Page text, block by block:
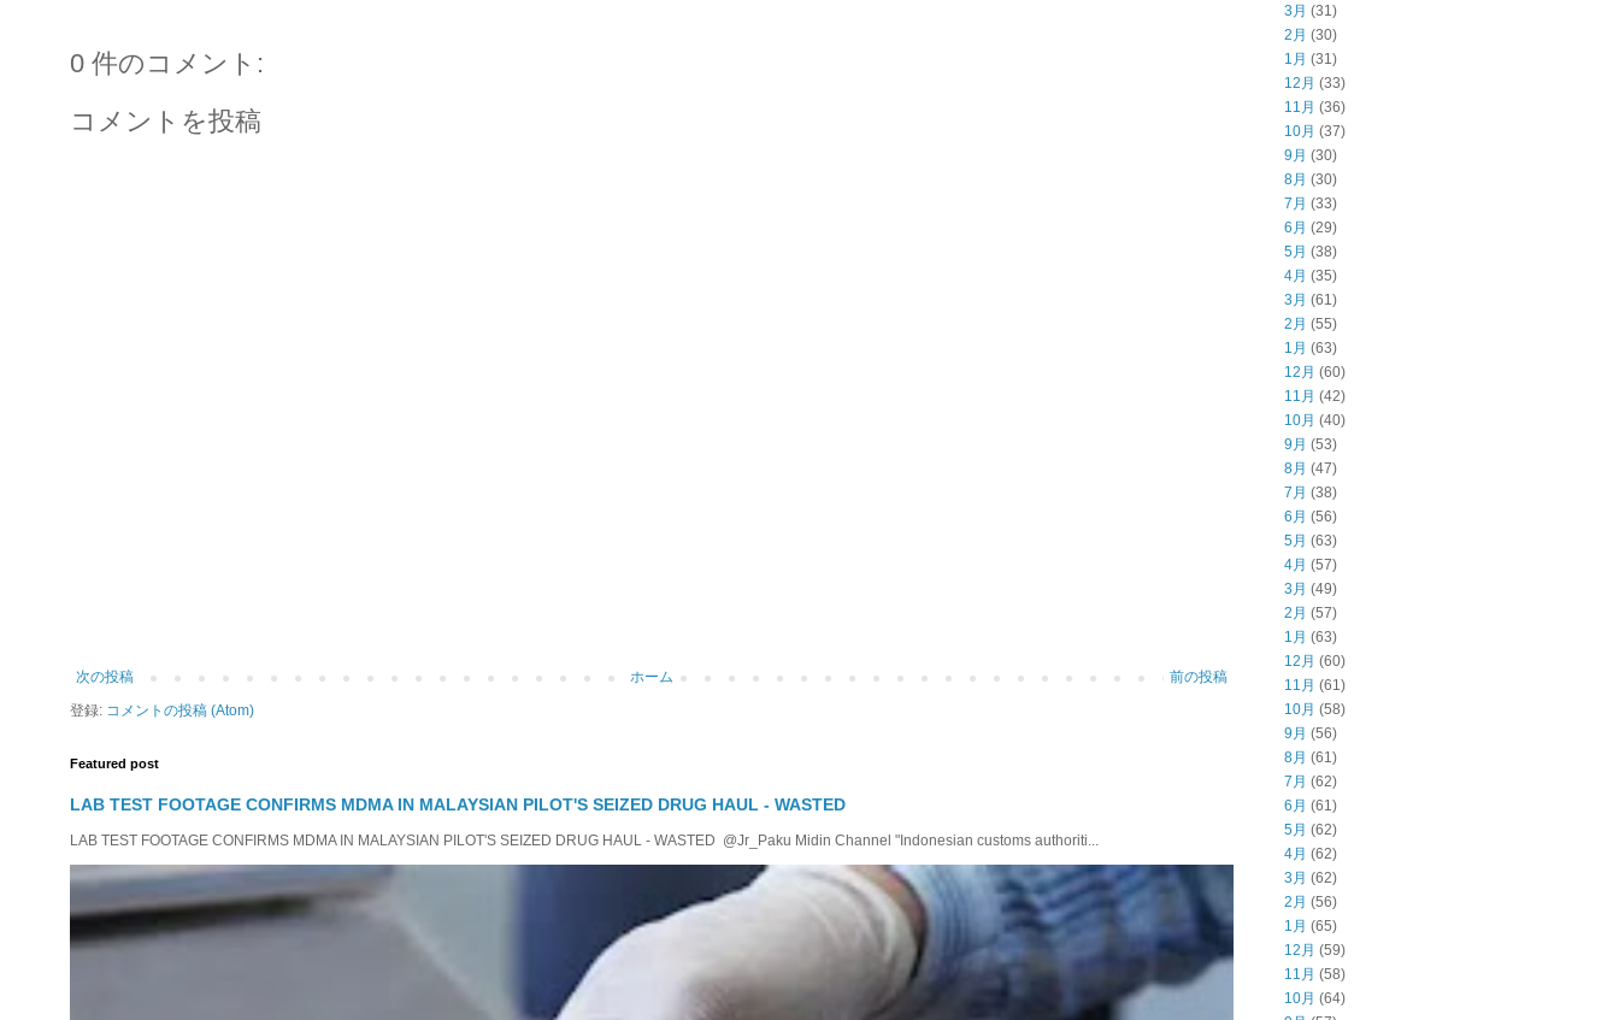
0 件のコメント:
コメントを投稿
次の投稿 前の投稿
ホーム
登録: コメントの投稿 (Atom)
Featured post
LAB TEST FOOTAGE CONFIRMS MDMA IN MALAYSIAN PILOT'S SEIZED DRUG HAUL - WASTED
LAB TEST FOOTAGE CONFIRMS MDMA IN MALAYSIAN PILOT'S SEIZED DRUG HAUL - WASTED @Jr_Paku Midin Channel "Indonesian customs authoriti...
3月 (31)
2月 (30)
1月 (31)
12月 (33)
11月 (36)
10月 (37)
9月 (30)
8月 (30)
7月 (33)
6月 (29)
5月 (38)
4月 (35)
3月 (61)
2月 (55)
1月 (63)
12月 (60)
11月 (42)
10月 (40)
9月 (53)
8月 (47)
7月 (38)
6月 (56)
5月 (63)
4月 (57)
3月 (49)
2月 (57)
1月 (63)
12月 (60)
11月 (61)
10月 (58)
9月 (56)
8月 (61)
7月 (62)
6月 (61)
5月 (62)
4月 (62)
3月 (62)
2月 (56)
1月 (65)
12月 (59)
11月 (58)
10月 (64)